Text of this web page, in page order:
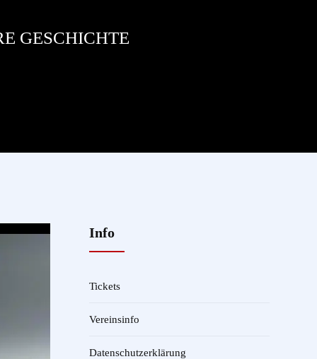
GESCHICHTE
Info
Tickets
Vereinsinfo
Datenschutzerklärung